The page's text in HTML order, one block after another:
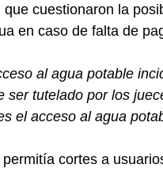
que cuestionaron la
en caso de falta de
al agua potable
ser tutelado por los
el acceso al agua
cortes a